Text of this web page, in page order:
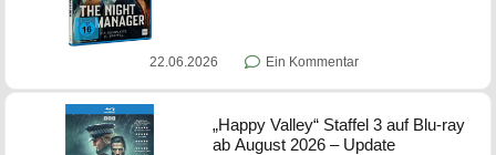
22.06.2026 Ein Kommentar
„Happy Valley“ Staffel 3 auf Blu-ray
ab August 2026 – Update